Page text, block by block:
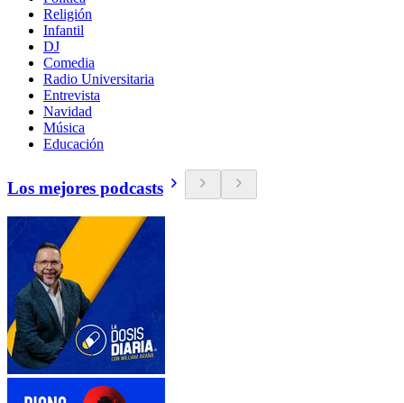
Religión
Infantil
DJ
Comedia
Radio Universitaria
Entrevista
Navidad
Música
Educación
Los mejores podcasts